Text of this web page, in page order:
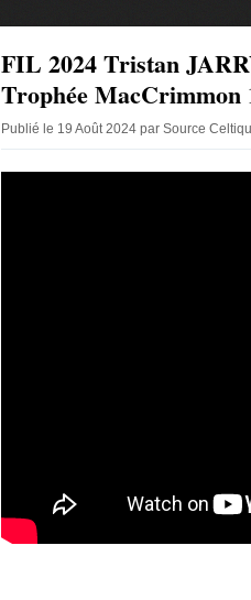
FIL 2024 Tristan
Trophée MacCrimmon
Publié le 19 Août 2024 par Source